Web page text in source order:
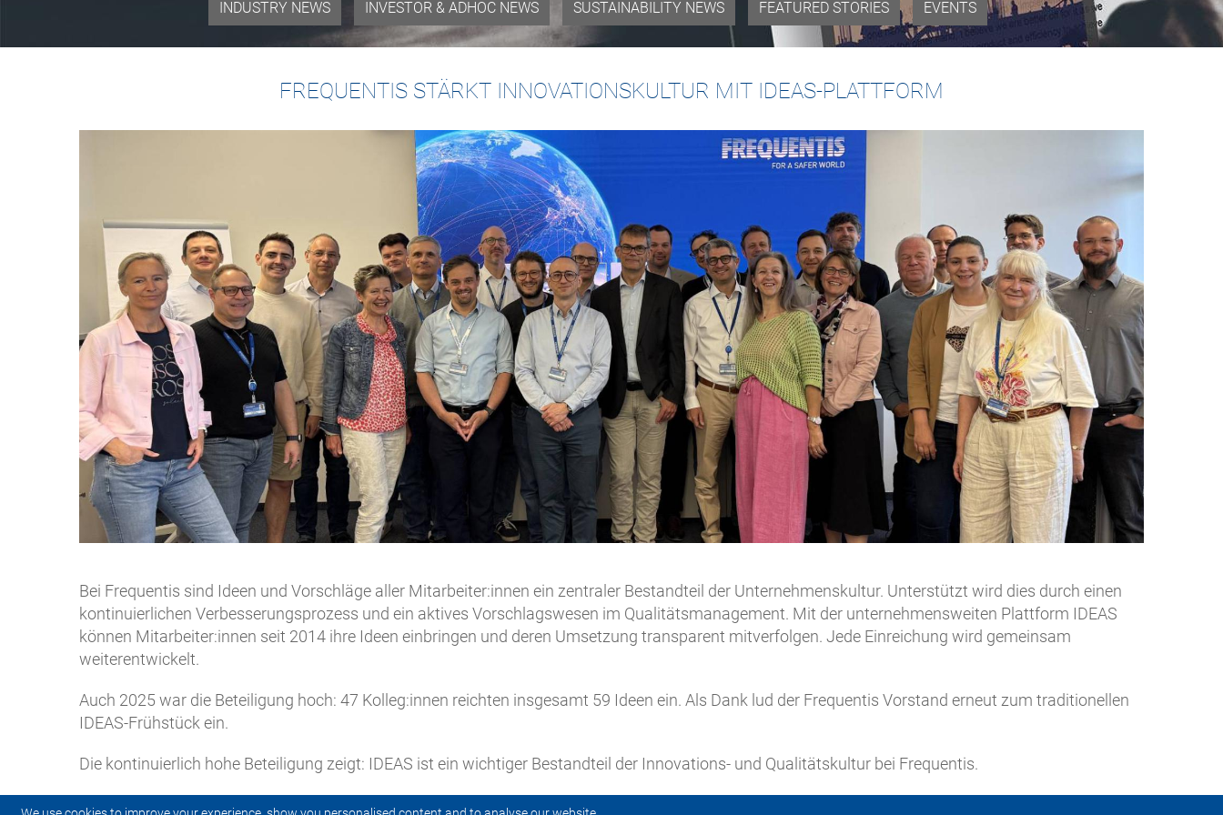
INDUSTRY NEWS INVESTOR & ADHOC NEWS SUSTAINABILITY NEWS FEATURED STORIES EVENTS
FREQUENTIS STÄRKT INNOVATIONSKULTUR MIT IDEAS-PLATTFORM
Bei Frequentis sind Ideen und Vorschläge aller Mitarbeiter:innen ein zentraler Bestandteil der Unternehmenskultur. Unterstützt wird dies durch einen
kontinuierlichen Verbesserungsprozess und ein aktives Vorschlagswesen im Qualitätsmanagement. Mit der unternehmensweiten Plattform IDEAS
können Mitarbeiter:innen seit 2014 ihre Ideen einbringen und deren Umsetzung transparent mitverfolgen. Jede Einreichung wird gemeinsam
weiterentwickelt.
Auch 2025 war die Beteiligung hoch: 47 Kolleg:innen reichten insgesamt 59 Ideen ein. Als Dank lud der Frequentis Vorstand erneut zum traditionellen
IDEAS-Frühstück ein.
Die kontinuierlich hohe Beteiligung zeigt: IDEAS ist ein wichtiger Bestandteil der Innovations- und Qualitätskultur bei Frequentis.